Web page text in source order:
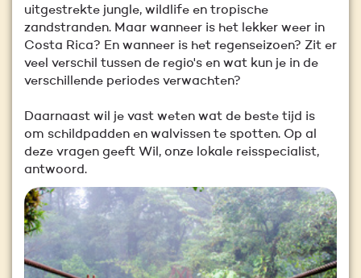
uitgestrekte jungle, wildlife en tropische
zandstranden. Maar wanneer is het lekker weer in
Costa Rica? En wanneer is het regenseizoen? Zit er
veel verschil tussen de regio's en wat kun je in de
verschillende periodes verwachten?
Daarnaast wil je vast weten wat de beste tijd is
om schildpadden en walvissen te spotten. Op al
deze vragen geeft Wil, onze lokale reisspecialist,
antwoord.